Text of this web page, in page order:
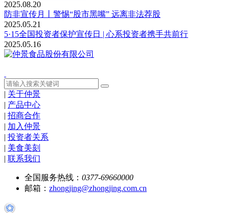
2025.08.20
防非宣传月丨警惕“股市黑嘴” 远离非法荐股
2025.05.21
5·15全国投资者保护宣传日 | 心系投资者携手共前行
2025.05.16
| 关于仲景
| 产品中心
| 招商合作
| 加入仲景
| 投资者关系
| 美食美刻
| 联系我们
全国服务热线： 0377-69660000
邮箱： zhongjing@zhongjing.com.cn